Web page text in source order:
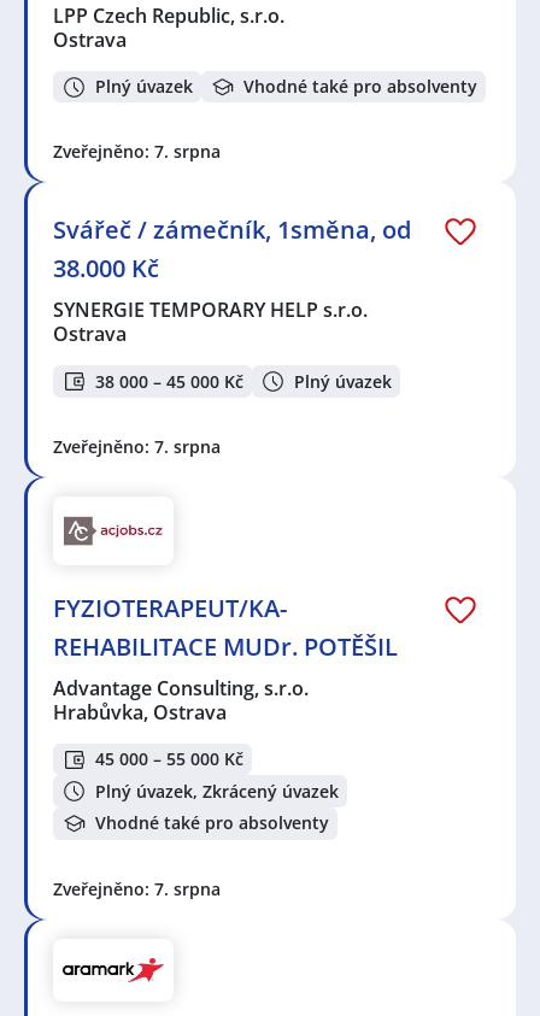
LPP Czech Republic, s.r.o.
Ostrava
Plný úvazek Vhodné také pro absolventy
Zveřejněno: 7. srpna
Svářeč / zámečník, 1směna, od
38.000 Kč
SYNERGIE TEMPORARY HELP s.r.o.
Ostrava
38 000 – 45 000 Kč Plný úvazek
Zveřejněno: 7. srpna
FYZIOTERAPEUT/KA-
REHABILITACE MUDr. POTĚŠIL
Advantage Consulting, s.r.o.
Hrabůvka, Ostrava
45 000 – 55 000 Kč
Plný úvazek, Zkrácený úvazek
Vhodné také pro absolventy
Zveřejněno: 7. srpna